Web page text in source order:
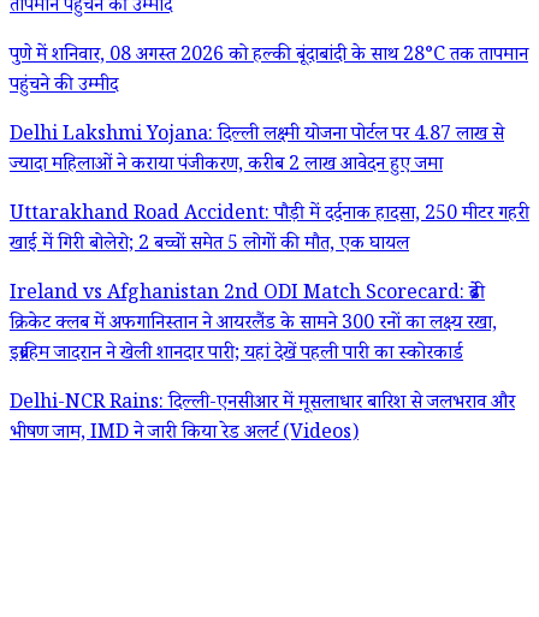
तापमान पहुंचने की उम्मीद
पुणे में शनिवार, 08 अगस्त 2026 को हल्की बूंदाबांदी के साथ 28°C तक तापमान
पहुंचने की उम्मीद
Delhi Lakshmi Yojana: दिल्ली लक्ष्मी योजना पोर्टल पर 4.87 लाख से
ज्यादा महिलाओं ने कराया पंजीकरण, करीब 2 लाख आवेदन हुए जमा
Uttarakhand Road Accident: पौड़ी में दर्दनाक हादसा, 250 मीटर गहरी
खाई में गिरी बोलेरो; 2 बच्चों समेत 5 लोगों की मौत, एक घायल
Ireland vs Afghanistan 2nd ODI Match Scorecard: ब्रेडी
क्रिकेट क्लब में अफगानिस्तान ने आयरलैंड के सामने 300 रनों का लक्ष्य रखा,
इब्राहिम जादरान ने खेली शानदार पारी; यहां देखें पहली पारी का स्कोरकार्ड
Delhi-NCR Rains: दिल्ली-एनसीआर में मूसलाधार बारिश से जलभराव और
भीषण जाम, IMD ने जारी किया रेड अलर्ट (Videos)